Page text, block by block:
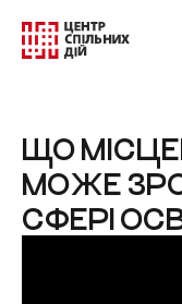
ЩО
МОЖЕ
СФЕРІ